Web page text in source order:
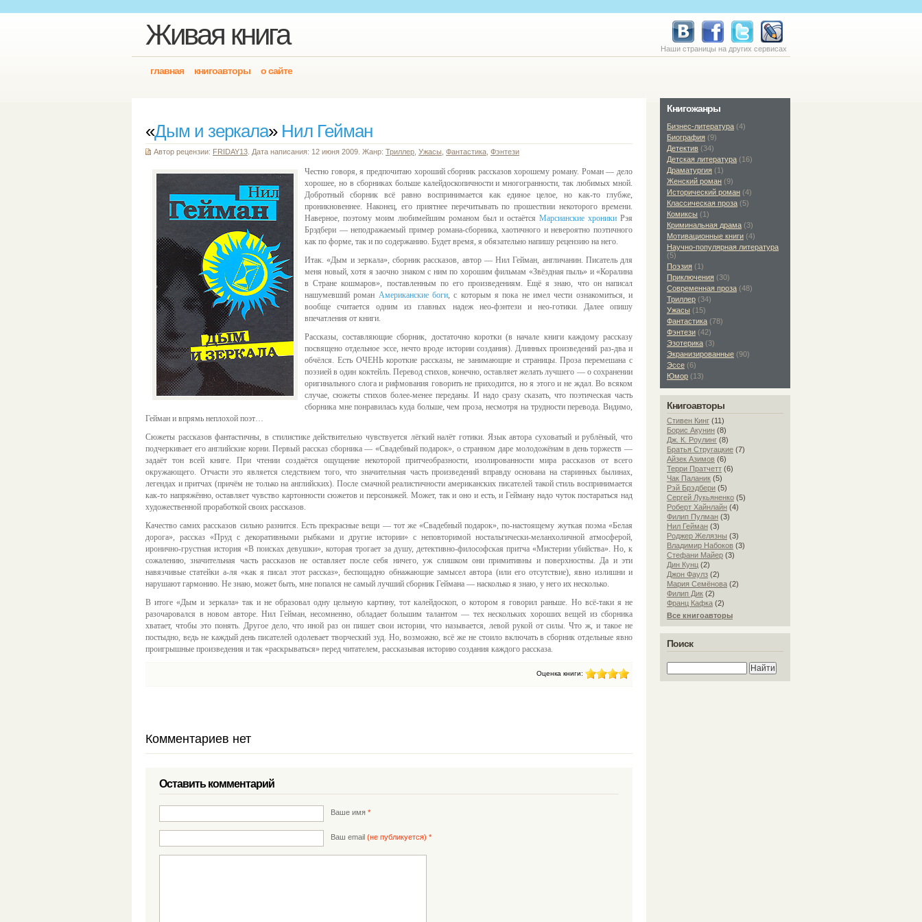
Живая книга Наши страницы на других сервисах
главная книгоавторы о сайте
«Дым и зеркала» Нил Гейман
Автор рецензии: FRIDAY13 . Дата написания: 12 июня 2009. Жанр: Триллер Ужасы Фантастика Фэнтези
Честно говоря, я предпочитаю хороший сборник рассказов хорошему роману. Роман — дело
хорошее, но в сборниках больше калейдоскопичности и многогранности, так любимых мной.
Добротный сборник всё равно воспринимается как единое целое, но как-то глубже,
проникновеннее. Наконец, его приятнее перечитывать по прошествии некоторого времени.
Наверное, поэтому моим любимейшим романом был и остаётсяМарсианские хроники Рэя
Брэдбери — неподражаемый пример романа-сборника, хаотичного и невероятно поэтичного
как по форме, так и по содержанию. Будет время, я обязательно напишу рецензию на него.
Итак. «Дым и зеркала», сборник рассказов, автор — Нил Гейман, англичанин. Писатель для
меня новый, хотя я заочно знаком с ним по хорошим фильмам «Звёздная пыль» и «Коралина
в Стране кошмаров», поставленным по его произведениям. Ещё я знаю, что он написал
нашумевший роман Американские боги, с которым я пока не имел чести ознакомиться, и
вообще считается одним из главных надеж нео-фэнтези и нео-готики. Далее опишу
впечатления от книги.
Рассказы, составляющие сборник, достаточно коротки (в начале книги каждому рассказу
посвящено отдельное эссе, нечто вроде истории создания). Длинных произведений раз-два и
обчёлся. Есть ОЧЕНЬ короткие рассказы, не занимающие и страницы. Проза перемешана с
поэзией в один коктейль. Перевод стихов, конечно, оставляет желать лучшего — о сохранении
оригинального слога и рифмования говорить не приходится, но я этого и не ждал. Во всяком
случае, сюжеты стихов более-менее переданы. И надо сразу сказать, что поэтическая часть
сборника мне понравилась куда больше, чем проза, несмотря на трудности перевода. Видимо,
Гейман и впрямь неплохой поэт…
Сюжеты рассказов фантастичны, в стилистике действительно чувствуется лёгкий налёт готики. Язык автора суховатый и рублёный, что
подчеркивает его английские корни. Первый рассказ сборника — «Свадебный подарок», о странном даре молодожёнам в день торжеств —
задаёт тон всей книге. При чтении создаётся ощущение некоторой притчеобразности, изолированности мира рассказов от всего
окружающего. Отчасти это является следствием того, что значительная часть произведений вправду основана на старинных былинах,
легендах и притчах (причём не только на английских). После смачной реалистичности американских писателей такой стиль воспринимается
как-то напряжённо, оставляет чувство картонности сюжетов и персонажей. Может, так и оно и есть, и Гейману надо чуток постараться над
художественной проработкой своих рассказов.
Качество самих рассказов сильно разнится. Есть прекрасные вещи — тот же «Свадебный подарок», по-настоящему жуткая поэма «Белая
дорога», рассказ «Пруд с декоративными рыбками и другие истории» с неповторимой ностальгически-меланхоличной атмосферой,
иронично-грустная история «В поисках девушки», которая трогает за душу, детективно-философская притча «Мистерии убийства». Но, к
сожалению, значительная часть рассказов не оставляет после себя ничего, уж слишком они примитивны и поверхностны. Да и эти
навязчивые статейки а-ля «как я писал этот рассказ», беспощадно обнажающие замысел автора (или его отсутствие), явно излишни и
нарушают гармонию. Не знаю, может быть, мне попался не самый лучший сборник Геймана — насколько я знаю, у него их несколько.
В итоге «Дым и зеркала» так и не образовал одну цельную картину, тот калейдоскоп, о котором я говорил раньше. Но всё-таки я не
разочаровался в новом авторе. Нил Гейман, несомненно, обладает большим талантом — тех нескольких хороших вещей из сборника
хватает, чтобы это понять. Другое дело, что иной раз он пишет свои истории, что называется, левой рукой от силы. Что ж, и такое не
постыдно, ведь не каждый день писателей одолевает творческий зуд. Но, возможно, всё же не стоило включать в сборник отдельные явно
проигрышные произведения и так «раскрываться» перед читателем, рассказывая историю создания каждого рассказа.
Оценка книги:
Комментариев нет
Оставить комментарий
Ваше имя *
Ваш email (не публикуется) *
Книгожанры
Бизнес-литература (4)
Биография (9)
Детектив (34)
Детская литература (16)
Драматургия (1)
Женский роман (9)
Исторический роман (4)
Классическая проза (5)
Комиксы (1)
Криминальная драма (3)
Мотивационные книги (4)
Научно-популярная литература
(5)
Поэзия (1)
Приключения (30)
Современная проза (48)
Триллер (34)
Ужасы (15)
Фантастика (78)
Фэнтези (42)
Эзотерика (3)
Экранизированные (90)
Эссе (6)
Юмор (13)
Книгоавторы
Стивен Кинг (11)
Борис Акунин (8)
Дж. К. Роулинг (8)
Братья Стругацкие (7)
Айзек Азимов (6)
Терри Пратчетт (6)
Чак Паланик (5)
Рэй Брэдбери (5)
Сергей Лукьяненко (5)
Роберт Хайнлайн (4)
Филип Пулман (3)
Нил Гейман (3)
Роджер Желязны (3)
Владимир Набоков (3)
Стефани Майер (3)
Дин Кунц (2)
Джон Фаулз (2)
Мария Семёнова (2)
Филип Дик (2)
Франц Кафка (2)
Все книгоавторы
Поиск